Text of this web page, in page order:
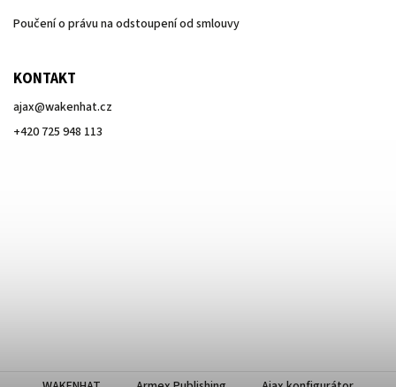
Poučení o právu na odstoupení od smlouvy
KONTAKT
ajax@wakenhat.cz
+420 725 948 113